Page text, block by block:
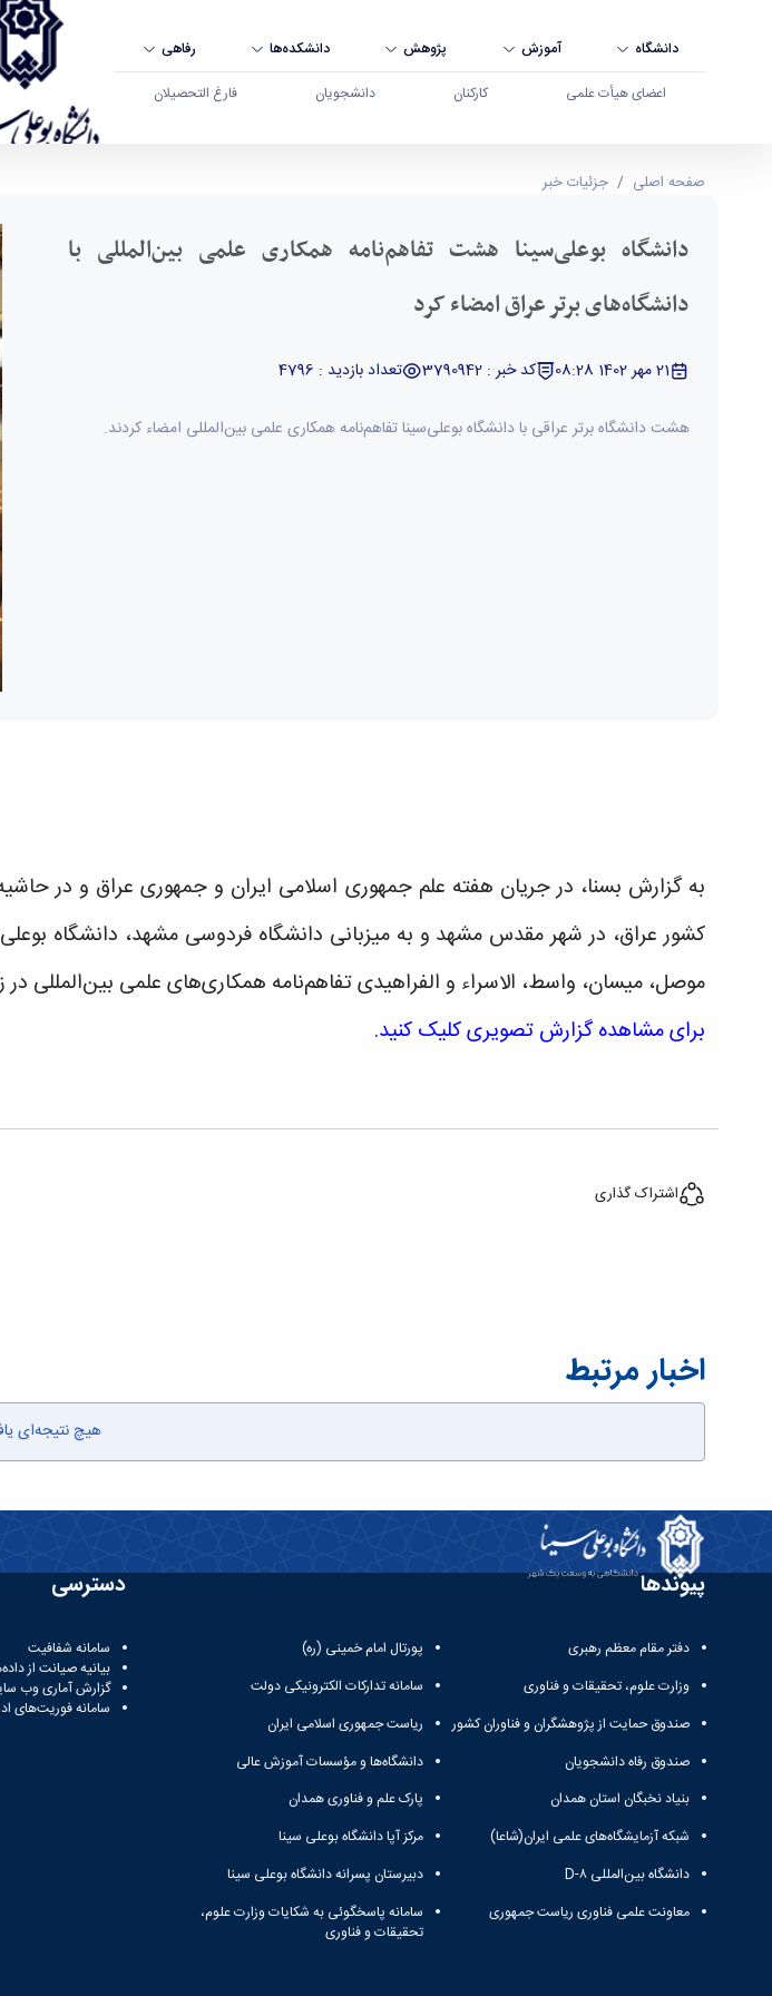
دانشگاه آموزش پژوهش دانشکده‌ها رفاهی
اعضای هیأت علمی کارکنان دانشجویان فارغ التحصیلان
دانشگاه بوعلی‌سینا هشت تفاهم‌نامه همکاری علمی بین‌المللی با دانشگاه‌های
صفحه اصلی جزئیات خبر
دانشگاه بوعلی‌سینا هشت تفاهم‌نامه همکاری علمی بین‌المللی با
دانشگاه‌های برتر عراق امضاء کرد
21 مهر 1402 08:28 کد خبر : 3790942 تعداد بازدید : 4796
هشت دانشگاه برتر عراقی با دانشگاه بوعلی‌سینا تفاهم‌نامه همکاری علمی بین‌المللی امضاء کردند.
کشور عراق، در شهر مقدس مشهد و به میزبانی دانشگاه فردوسی مشهد، دانشگاه
موصل، میسان، واسط، الاسراء و الفراهیدی تفاهم‌نامه همکاری‌های علمی بین‌المللی
برای مشاهده گزارش تصویری کلیک کنید.
اشتراک گذاری
اخبار مرتبط
هیچ نتیجه‌ای
پیوندها
دفتر مقام معظم رهبری
وزارت علوم، تحقیقات و فناوری
صندوق حمایت از پژوهشگران و فناوران کشور
صندوق رفاه دانشجویان
بنیاد نخبگان استان همدان
شبکه آزمایشگاه‌های علمی ایران(شاعا)
دانشگاه بین‌المللی D-۸
معاونت علمی فناوری ریاست جمهوری
پورتال امام خمینی (ره)
سامانه تدارکات الکترونیکی دولت
ریاست جمهوری اسلامی ایران
دانشگاه‌ها و مؤسسات آموزش عالی
پارک علم و فناوری همدان
مرکز آپا دانشگاه بوعلی سینا
دبیرستان پسرانه دانشگاه بوعلی سینا
سامانه پاسخگوئی به شکایات وزارت علوم،
تحقیقات و فناوری
دسترسی
سامانه شفافیت
بیانیه صیانت از
گزارش آماری وب‌
سامانه فوریت‌های